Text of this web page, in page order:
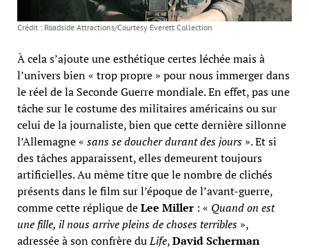
Crédit : Roadside Attractions/Courtesy Everett Collection
À cela s’ajoute une esthétique certes léchée mais à
l’univers bien « trop propre » pour nous immerger dans
le réel de la Seconde Guerre mondiale. En effet, pas une
tâche sur le costume des militaires américains ou sur
celui dela journaliste, bien que cette dernière sillonne
l’Allemagne « sans se doucher durant des jours». Et si
des tâches apparaissent, elles demeurent toujours
artificielles. Au même titre que le nombre de clichés
présents dans le film sur l’époque de l’avant-guerre,
comme cette réplique deLee Miller: « Quand on est
une fille, il nous arrive pleins de choses terribles»,
adressée à son confrère duLife,David Scherman